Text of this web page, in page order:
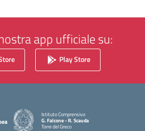
app ufficiale su:
Play Store
Istituto Comprensivo
G. Falcone - R. Scauda
Torre del Greco